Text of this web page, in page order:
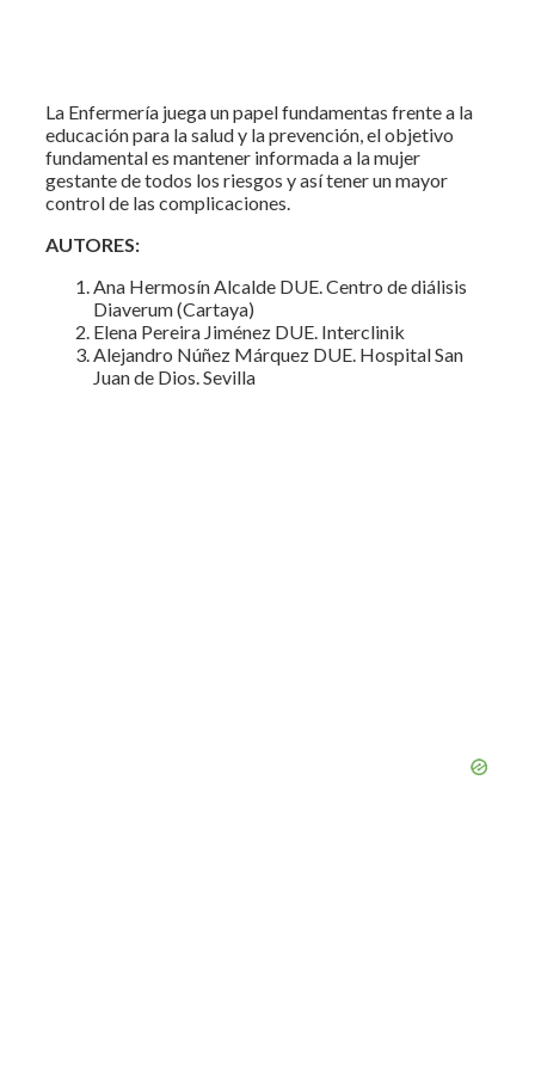
La Enfermería juega un papel fundamentas frente a la
educación para la salud y la prevención, el objetivo
fundamental es mantener informada a la mujer
gestante de todos los riesgos y así tener un mayor
control de las complicaciones.
AUTORES:
Ana Hermosín Alcalde DUE. Centro de diálisis
Diaverum (Cartaya)
Elena Pereira Jiménez DUE. Interclinik
Alejandro Núñez Márquez DUE. Hospital San
Juan de Dios. Sevilla